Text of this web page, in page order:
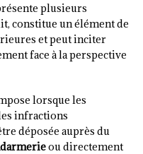
plusieurs
constitue un élément de
et peut inciter
face à la perspective
lorsque les
infractions
déposée auprès du
ou directement